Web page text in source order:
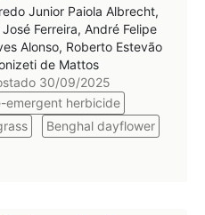
Junior Paiola Albrecht,
Ferreira, André Felipe
Alonso, Roberto Estevão
de Mattos
30/09/2025
emergent herbicide
Benghal dayflower